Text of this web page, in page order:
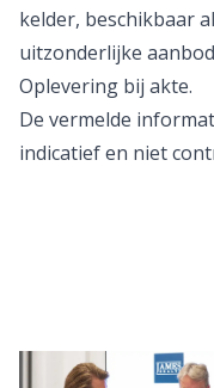
kelder, beschikbaar
uitzonderlijke
Oplevering bij akte.
De vermelde
indicatief en niet